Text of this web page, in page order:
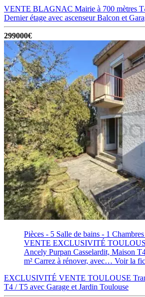
VENTE BLAGNAC Mairie à 700 mètres
Dernier étage avec ascenseur Balcon et
299000€
Pièces - 5 Salle de bains - 1
VENTE EXCLUSIVITÉ
Ancely Purpan Casselardit, Maison
m² Carrez à rénover, avec… Voir la
EXCLUSIVITÉ VENTE TOULOUSE
T4 / T5 avec Garage et Jardin Toulouse